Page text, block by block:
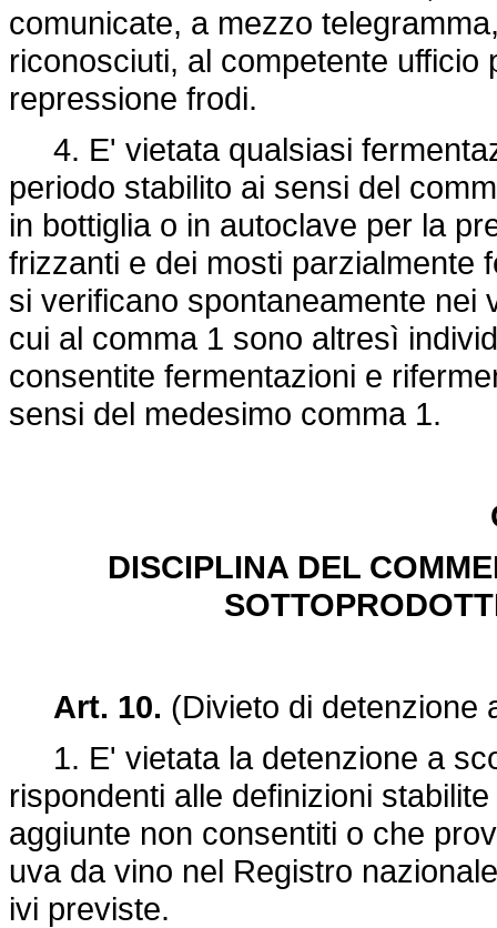
comunicate, a mezzo
riconosciuti, al competente
repressione frodi.
4. E' vietata qualsiasi
periodo stabilito ai sensi del
in bottiglia o in autoclave per la
frizzanti e dei mosti parzialmente
si verificano spontaneamente nei
cui al comma 1 sono altresì
consentite fermentazioni e
sensi del medesimo comma 1.
DISCIPLINA DEL
Art. 10. (Divieto di detenzione
1. E' vietata la detenzione a
rispondenti alle definizioni
aggiunte non consentiti o che
uva da vino nel Registro
ivi previste.